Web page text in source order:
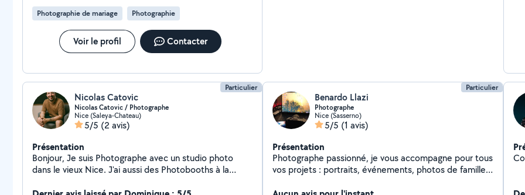
Photographie de mariage Photographie
Voir le profil Contacter
votre
Particulier
Nicolas Catovic
Nicolas Catovic / Photographe
Nice (Saleya-Chateau)
5/5 (2 avis)
Présentation
Bonjour, Je suis Photographe avec un studio photo
dans le vieux Nice. J'ai aussi des Photobooths à la
Particulier
Benardo Llazi
Photographe
Nice (Sasserno)
5/5 (1 avis)
Présentation
Photographe passionné, je vous accompagne pour tous
vos projets : portraits, événements, photos de famille,